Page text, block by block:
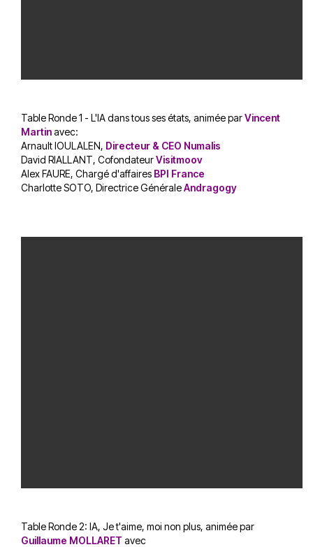
Table Ronde 1 - L'IA dans tous ses états, animée parVincent
Martinavec:
Arnault IOULALEN, Directeur & CEO Numalis
David RIALLANT, CofondateurVisitmoov
Alex FAURE, Chargé d'affaires BPI France
Charlotte SOTO, Directrice GénéraleAndragogy
Table Ronde 2: IA, Je t'aime, moi non plus, animée par
Guillaume MOLLARET avec